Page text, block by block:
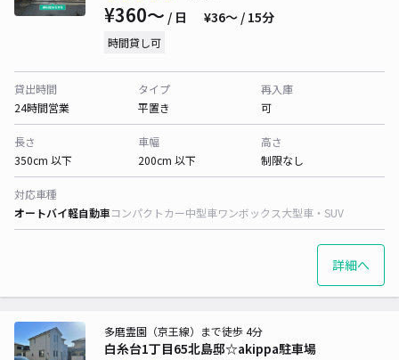
¥360〜 / 日 ¥36〜 / 15分
時間貸し可
貸出時間
24時間営業
タイプ
平置き
再入庫
可
長さ
350cm 以下
車幅
200cm 以下
高さ
制限なし
対応車種
オートバイ軽自動車コンパクトカー中型車ワンボックス大型車・SUV
詳細へ
白糸台1丁目65北島邸☆akippa駐車場
多磨霊園（京王線）まで徒歩 4分